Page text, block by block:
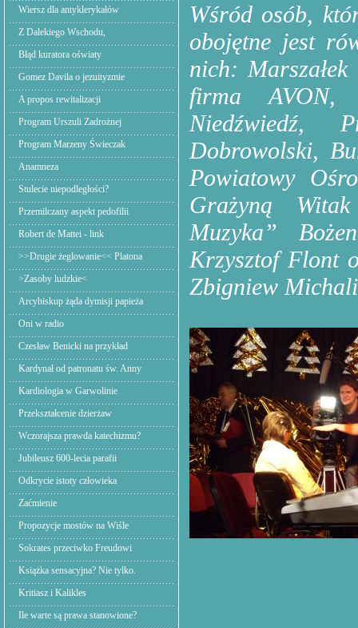
Wiersz dla antyklerykałów
Z Dalekiego Wschodu,
Błąd kuratora oświaty
Gomez Davila o jezuityzmie
A propos rewitalizacji
Program Urszuli Zadrożnej
Program Marzeny Świeczak
Anamneza
Stulecie niepodległości?
Przemilczany aspekt pedofilii
Robert de Mattei - link
>>Drugie żeglowanie<< Platona
>Zasoby ludzkie<
Arcybiskup żąda dymisji papieża
Oni w radio
Czesław Benicki na przykład
Kardynał od patronatu św. Anny
Kardiologia w Garwolinie
Przekształcenie dzierżaw
Wczorajsza prawda katechizmu?
Jubileusz 600-lecia parafii
Odkrycie istoty człowieka
Zaćmienie
Propozycje mostów na Wiśle
Sokrates przeciwko Freudowi
Książka sensacyjna? Nie tylko.
Kritiasz i Kalikles
Ile warte są prawa stanowione?
Wśród osób,
obojętne jest
nich:
firma AVON,
Niedźwiedź,
Dobrowolski,
Powiatowy
Grażyną
Muzyka”
Krzysztof Flont
Zbigniew